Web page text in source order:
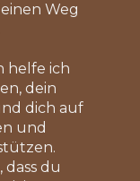
Weg
helfe ich
dein
dich auf
und
dass du